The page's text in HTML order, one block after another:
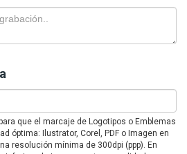
que el marcaje de Logotipos o Emblemas
óptima: Ilustrator, Corel, PDF o Imagen en
resolución mínima de 300dpi (ppp). En